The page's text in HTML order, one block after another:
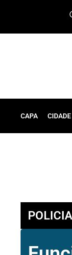
CAPA CIDADE
POLICIA